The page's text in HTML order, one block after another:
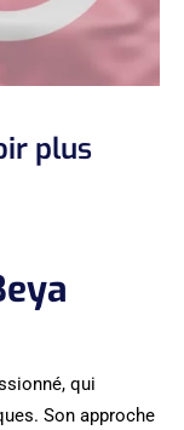
plus
qui
Son approche